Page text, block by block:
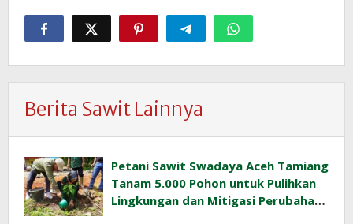
Berita Sawit Lainnya
Petani Sawit Swadaya Aceh Tamiang
Tanam 5.000 Pohon untuk Pulihkan
Lingkungan dan Mitigasi Perubahan